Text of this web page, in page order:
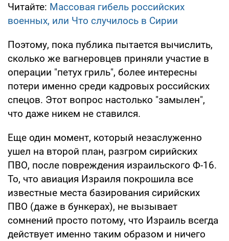
Читайте: Массовая гибель российских
военных, или Что случилось в Сирии
Поэтому, пока публика пытается вычислить,
сколько же вагнеровцев приняли участие в
операции "петух гриль", более интересны
потери именно среди кадровых российских
спецов. Этот вопрос настолько "замылен",
что даже никем не ставился.
Еще один момент, который незаслуженно
ушел на второй план, разгром сирийских
ПВО, после повреждения израильского Ф-16.
То, что авиация Израиля покрошила все
известные места базирования сирийских
ПВО (даже в бункерах), не вызывает
сомнений просто потому, что Израиль всегда
действует именно таким образом и ничего